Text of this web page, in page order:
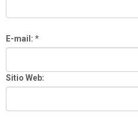
E-mail: *
Sitio Web: